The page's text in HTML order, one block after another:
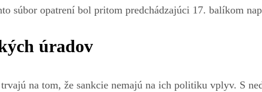
súbor opatrení bol pritom predchádzajúci 17. balíkom
úradov
na tom, že sankcie nemajú na ich politiku vplyv. S